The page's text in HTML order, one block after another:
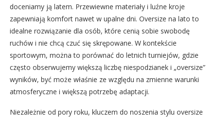
doceniamy ją latem. Przewiewne materiały i luźne kroje
zapewniają komfort nawet w upalne dni. Oversize na lato to
idealne rozwiązanie dla osób, które cenią sobie swobodę
ruchów i nie chcą czuć się skrępowane. W kontekście
sportowym, można to porównać do letnich turniejów, gdzie
często obserwujemy większą liczbę niespodzianek i „oversize”
wyników, być może właśnie ze względu na zmienne warunki
atmosferyczne i większą potrzebę adaptacji.
Niezależnie od pory roku, kluczem do noszenia stylu oversize